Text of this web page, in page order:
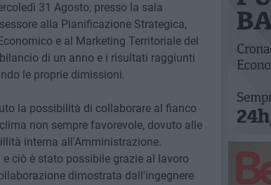
31 Agosto, presso la sala
alla Pianificazione Strategica,
e al Marketing Territoriale del
di un anno e i risultati raggiunti
le proprie dimissioni.
la possibilità di collaborare al fianco
non sempre favorevole, dovuto alle
interna all'Amministrazione.
ciò è stato possibile grazie al lavoro
dimostrata dall'ingegnere